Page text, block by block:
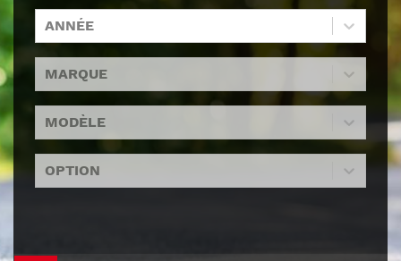
ANNÉE
MARQUE
MODÈLE
OPTION